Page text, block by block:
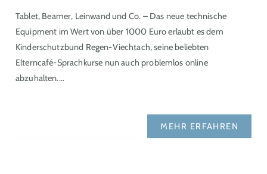
Tablet, Beamer, Leinwand und Co. – Das neue technische
Equipment im Wert von über 1000 Euro erlaubt es dem
Kinderschutzbund Regen-Viechtach, seine beliebten
Elterncafé-Sprachkurse nun auch problemlos online
abzuhalten.…
MEHR ERFAHREN